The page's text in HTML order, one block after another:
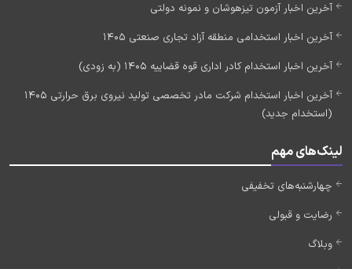
آخرین اخبار آزمون تیزهوشان و نمونه دولتی
آخرین اخبار استخدامی منطقه آزاد تجاری صنعتی 1405
آخرین اخبار استخدام کادر اداری قوه قضاییه 1405 (به زودی)
آخرین اخبار استخدام شرکت مادر تخصصی تولید نیروی برق حرارتی 1405
(استخدام جدید)
لینک‌های مهم
چهارشنبه‌های تخفیفی
رضایت و قبولی
وبلاگ